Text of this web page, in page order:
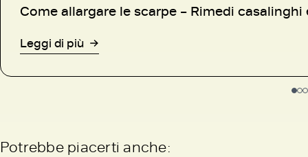
Come allargare le scarpe – Rimedi
Leggi di più
Potrebbe piacerti anche: